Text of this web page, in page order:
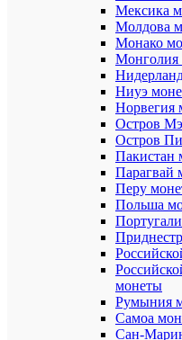
Мексика
Молдова
Монако
Монголия
Ниуэ
Норвегия
Остров
Остров
Пакистан
Парагвай
Перу
Польша
монеты
Румыния
Самоа
Сан-